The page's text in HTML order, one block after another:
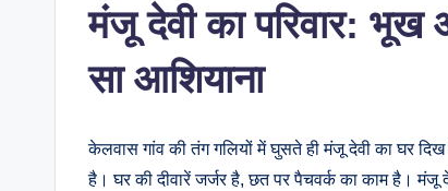
मंजू देवी का परिवार: भूख
सा आशियाना
केलवास गांव की तंग गलियों में घुसते ही मंजू देवी का घर
है। घर की दीवारें जर्जर है, छत पर पैचवर्क का काम है।